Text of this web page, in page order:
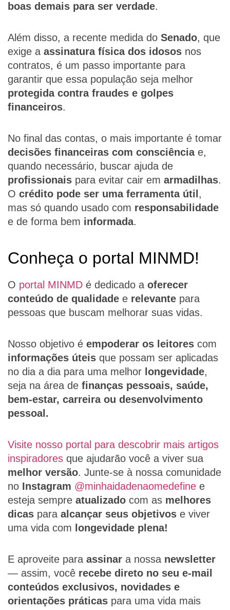
boas demais para ser verdade.
Além disso, a recente medida do Senado, que
exige a assinatura física dos idosos nos
contratos, é um passo importante para
garantir que essa população seja melhor
protegida contra fraudes e golpes
financeiros.
No final das contas, o mais importante é tomar
decisões financeiras com consciênciae,
quando necessário, buscar ajuda de
profissionais para evitar cair em armadilhas.
O crédito pode ser uma ferramenta útil ,
mas só quando usado com responsabilidade
e de forma bem informada.
Conheça o portal MINMD!
O portal MINMD é dedicado a oferecer
conteúdo de qualidade e relevante para
pessoas que buscam melhorar suas vidas.
Nosso objetivo é empoderar os leitores com
informações úteis que possam ser aplicadas
no dia a dia para uma melhor longevidade,
seja na área de finanças pessoais, saúde,
bem-estar, carreira ou desenvolvimento
pessoal.
Visite nosso portal para descobrir mais artigos
inspiradores que ajudarão você a viver sua
melhor versão. Junte-se à nossa comunidade
no Instagram @minhaidadenaomedefine e
esteja sempre atualizado com as melhores
dicas para alcançar seus objetivos e viver
uma vida com longevidade plena!
E aproveite para assinar a nossa newsletter
— assim, você recebe direto no seu e-mail
conteúdos exclusivos, novidades e
orientações práticas para uma vida mais